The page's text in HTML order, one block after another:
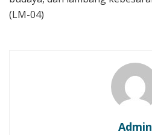
(LM-04)
Admin